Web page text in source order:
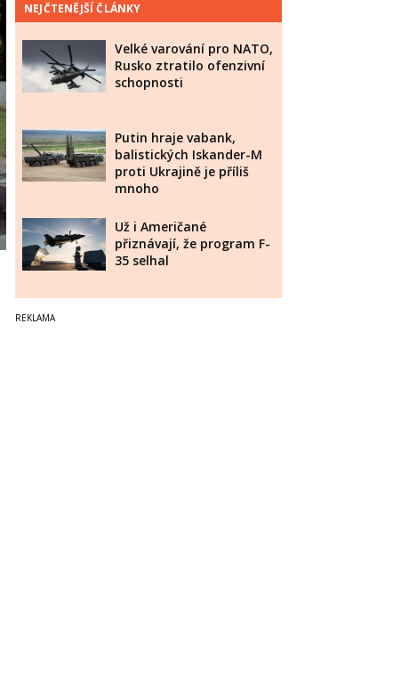
NEJČTENĚJŠÍ ČLÁNKY
Velké varování pro NATO,
Rusko ztratilo ofenzivní
schopnosti
Putin hraje vabank,
balistických Iskander-M
proti Ukrajině je příliš
mnoho
Už i Američané
přiznávají, že program F-
35 selhal